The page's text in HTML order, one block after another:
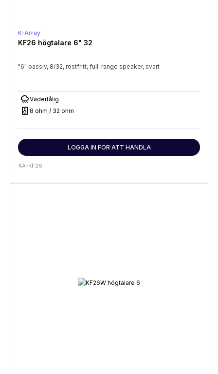
K-Array
KF26 högtalare 6" 32
"6" passiv, 8/32, rostfritt, full-range speaker, svart
rainyVädertålig
speaker 8 ohm / 32 ohm
LOGGA IN FÖR ATT HANDLA
KA-KF26